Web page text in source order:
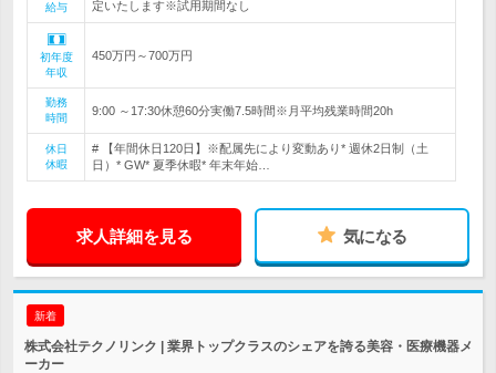
給与
定いたします※試用期間なし
初年度
年収
450万円～700万円
勤務
時間
9:00 ～17:30休憩60分実働7.5時間※月平均残業時間20h
休日
休暇
# 【年間休日120日】※配属先により変動あり* 週休2日制（土
日）* GW* 夏季休暇* 年末年始…
求人詳細を見る 気になる
新着
株式会社テクノリンク | 業界トップクラスのシェアを誇る美容・医療機器メ
ーカー